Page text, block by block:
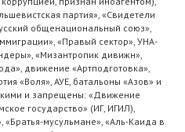
партия», «Свидетели
общенациональный союз»,
«Правый сектор», УНА-
«Мизантропик дивижн»,
движение «Артподготовка»,
«Воля», АУЕ, батальоны «Азов» и
и запрещены: «Движение
государство» (ИГ, ИГИЛ),
мусульмане», «Аль-Каида в